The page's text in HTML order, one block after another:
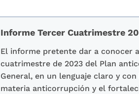
Informe Tercer Cuatrimestre
El informe pretente dar a conocer
cuatrimestre de 2023 del Plan
General, en un lenguaje claro y
materia anticorrupción y el